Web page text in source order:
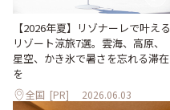
【2026年夏】リゾナーレで叶える
リゾート涼旅7選。雲海、高原、
星空、かき氷で暑さを忘れる滞在
を
全国 [PR] 2026.06.03